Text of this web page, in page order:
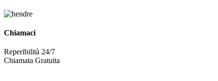
Chiamaci
Reperibilità 24/7
Chiamata Gratuita